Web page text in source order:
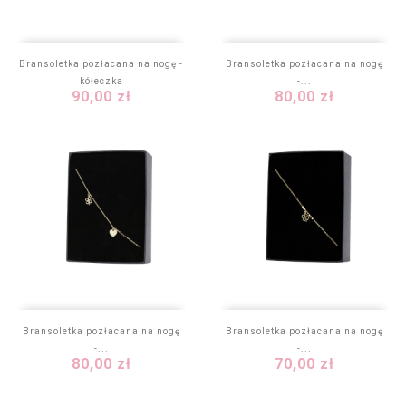
Bransoletka pozłacana na nogę -
kółeczka
Cena
90,00 zł
Bransoletka pozłacana na nogę
-...
Cena
80,00 zł
Bransoletka pozłacana na nogę
-...
Cena
80,00 zł
Bransoletka pozłacana na nogę
-...
Cena
70,00 zł